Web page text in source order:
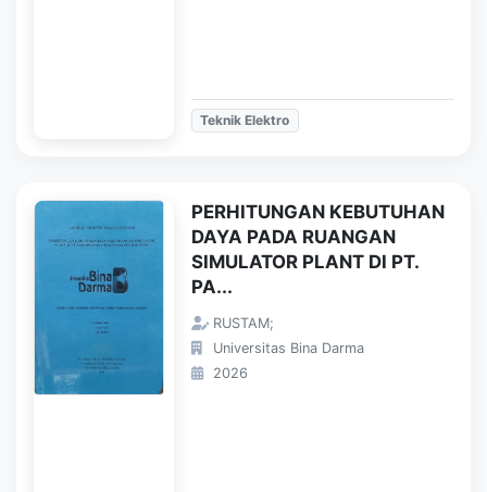
Teknik Elektro
PERHITUNGAN KEBUTUHAN
DAYA PADA RUANGAN
SIMULATOR PLANT DI PT.
PA...
RUSTAM;
Universitas Bina Darma
2026